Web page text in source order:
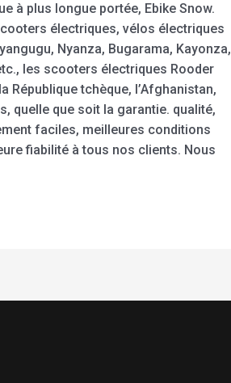
à plus longue portée, Ebike Snow.
électriques, vélos électriques
Nyanza, Bugarama, Kayonza,
les scooters électriques Rooder
République tchèque, l’Afghanistan,
quelle que soit la garantie. qualité,
faciles, meilleures conditions
fiabilité à tous nos clients. Nous